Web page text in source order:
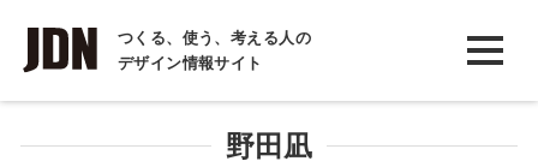
つくる、使う、考える人の
デザイン情報サイト
INTERVIEW
インタビュー
野田凪